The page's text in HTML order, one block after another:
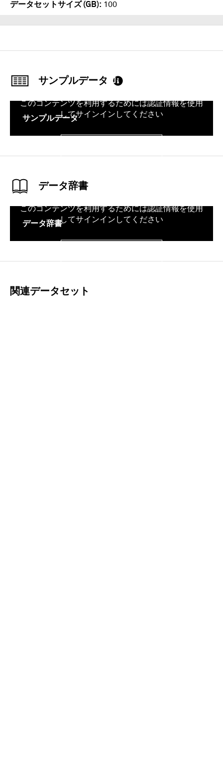
データセットサイズ (GB) 100
サンプルデータ
サンプルデータ
このコンテンツを利用するためには認証情報を使用
してサインインしてください
データ辞書
データ辞書
このコンテンツを利用するためには認証情報を使用
してサインインしてください
関連データセット